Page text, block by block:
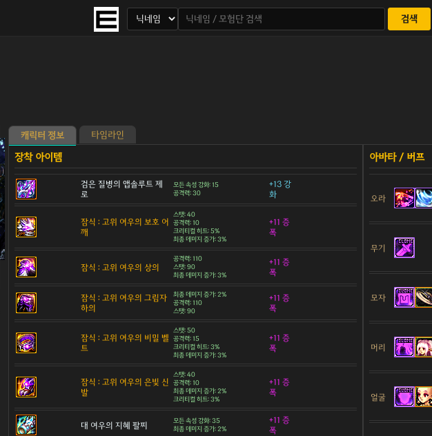
검색
캐릭터 정보 타임라인
검은 질병의 앱솔루트 제
로
모든 속성 강화: 15
공격력: 30
+13 강
화
잠식 : 고위 여우의 보호 어
깨
스탯: 40
공격력: 10
크리티컬 히트: 5%
최종 데미지 증가: 3%
+11 증
폭
잠식 : 고위 여우의 상의
공격력: 110
스탯: 90
최종 데미지 증가: 3%
+11 증
폭
잠식 : 고위 여우의 그림자
하의
최종 데미지 증가: 2%
공격력: 110
스탯: 90
+11 증
폭
잠식 : 고위 여우의 비밀 벨
트
스탯: 50
공격력: 15
크리티컬 히트: 3%
최종 데미지 증가: 3%
+11 증
폭
잠식 : 고위 여우의 은빛 신
발
스탯: 40
공격력: 10
최종 데미지 증가: 2%
크리티컬 히트: 3%
+11 증
폭
대 여우의 지혜 팔찌
모든 속성 강화: 35
최종 데미지 증가: 2%
+11 증
폭
오라
무기
모자
머리
얼굴